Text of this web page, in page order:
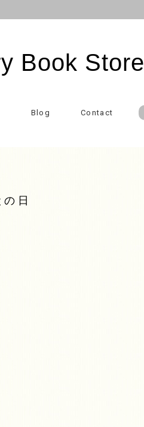
Book Store
Blog Contact
日